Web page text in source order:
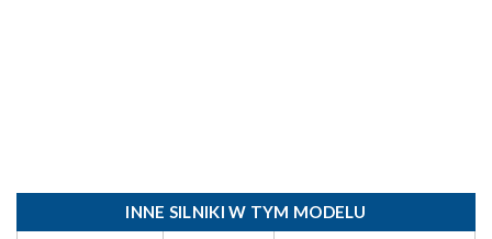
INNE SILNIKI W TYM MODELU